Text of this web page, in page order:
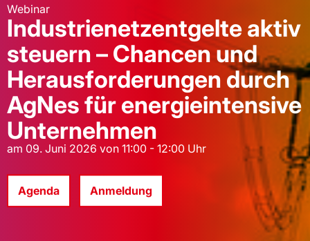
Webinar
Industrienetzentgelte aktiv
steuern – Chancen und
Herausforderungen durch
AgNes für energieintensive
Unternehmen
am 09. Juni 2026 von 11:00 - 12:00 Uhr
Agenda Anmeldung